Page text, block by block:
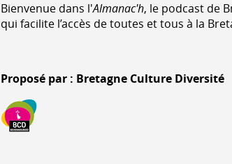
Bienvenue dans l'Almanac'h, le podcast de
qui facilite l’accès de toutes et tous à la
Proposé par : Bretagne Culture Diversité